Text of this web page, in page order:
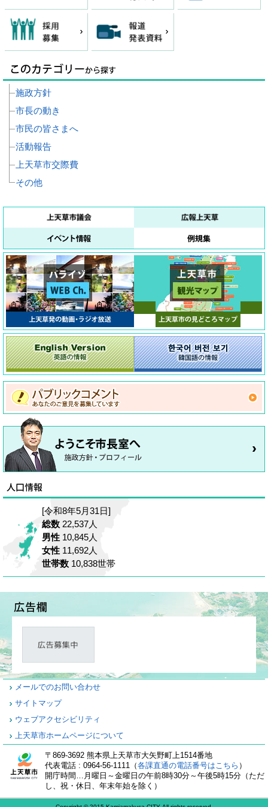
施政方針
市長の動き
市民の皆さまへ
活動報告
上天草市交際費
その他
[令和8年5月31日]
総数 22,537人
男性 10,845人
女性 11,692人
世帯数 10,838世帯
メールでのお問い合わせ
サイトマップ
ウェブアクセシビリティ
上天草市ホームページについて
〒869-3692 熊本県上天草市大矢野町上1514番地
代表電話 : 0964-56-1111（各課直通の電話番号はこちら ）
開庁時間…月曜日～金曜日の午前8時30分～午後5時15分（ただ
し、祝・休日、年末年始を除く）